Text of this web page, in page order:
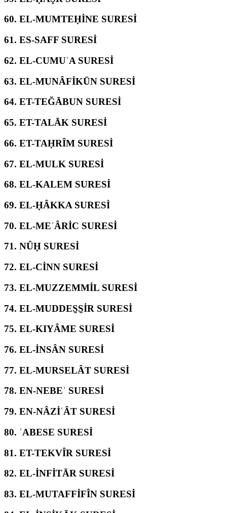
60. EL-MUMTEḤİNE SURESİ
61. ES-SAFF SURESİ
62. EL-CUMUʿA SURESİ
63. EL-MUNÂFİKŪN SURESİ
64. ET-TEĞĀBUN SURESİ
65. ET-TALĀK SURESİ
66. ET-TAḤRÎM SURESİ
67. EL-MULK SURESİ
68. EL-KALEM SURESİ
69. EL-ḤÂKKA SURESİ
70. EL-MEʿÂRİC SURESİ
71. NÛḤ SURESİ
72. EL-CİNN SURESİ
73. EL-MUZZEMMİL SURESİ
74. EL-MUDDES̱S̱İR SURESİ
75. EL-KIYÂME SURESİ
76. EL-İNSÂN SURESİ
77. EL-MURSELÂT SURESİ
78. EN-NEBEʾ SURESİ
79. EN-NÂZİʿÂT SURESİ
80. ʿABESE SURESİ
81. ET-TEKVÎR SURESİ
82. EL-İNFİTĀR SURESİ
83. EL-MUTAFFİFÎN SURESİ